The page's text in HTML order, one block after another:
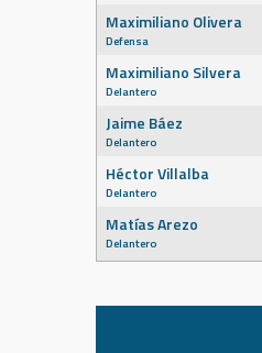
Maximiliano Olivera
Defensa
Maximiliano Silvera
Delantero
Jaime Báez
Delantero
Héctor Villalba
Delantero
Matías Arezo
Delantero